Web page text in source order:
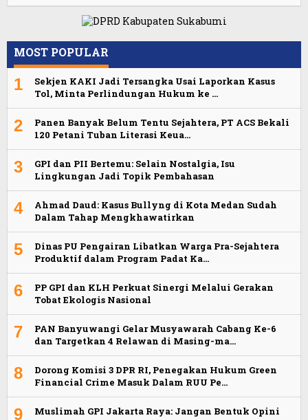
MOST POPULAR
1
Sekjen KAKI Jadi Tersangka Usai Laporkan Kasus
Tol, Minta Perlindungan Hukum ke …
2
Panen Banyak Belum Tentu Sejahtera, PT ACS Bekali
120 Petani Tuban Literasi Keua…
3
GPI dan PII Bertemu: Selain Nostalgia, Isu
Lingkungan Jadi Topik Pembahasan
4
Ahmad Daud: Kasus Bullyng di Kota Medan Sudah
Dalam Tahap Mengkhawatirkan
5
Dinas PU Pengairan Libatkan Warga Pra-Sejahtera
Produktif dalam Program Padat Ka…
6
PP GPI dan KLH Perkuat Sinergi Melalui Gerakan
Tobat Ekologis Nasional
7
PAN Banyuwangi Gelar Musyawarah Cabang Ke-6
dan Targetkan 4 Relawan di Masing-ma…
8
Dorong Komisi 3 DPR RI, Penegakan Hukum Green
Financial Crime Masuk Dalam RUU Pe…
9
Muslimah GPI Jakarta Raya: Jangan Bentuk Opini